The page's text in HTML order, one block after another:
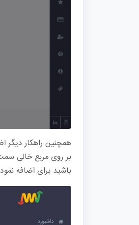
همچنین راهکار
بر روی مربع خالی
باشید برای اضافه